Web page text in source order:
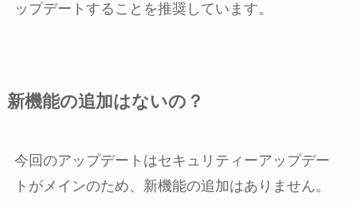
ップデートすることを推奨しています。
新機能の追加はないの？
今回のアップデートはセキュリティーアップデー
トがメインのため、新機能の追加はありません。